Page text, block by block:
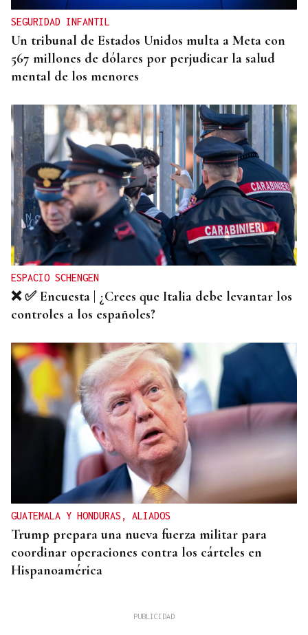
SEGURIDAD INFANTIL
Un tribunal de Estados Unidos multa a Meta con
567 millones de dólares por perjudicar la salud
mental de los menores
ESPACIO SCHENGEN
❌ ✅ Encuesta | ¿Crees que Italia debe levantar los
controles a los españoles?
GUATEMALA Y HONDURAS, ALIADOS
Trump prepara una nueva fuerza militar para
coordinar operaciones contra los cárteles en
Hispanoamérica